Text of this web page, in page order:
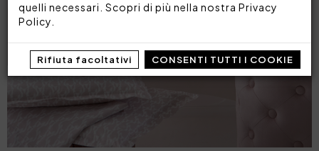
quelli necessari. Scopri di più nella nostra Privacy
Policy
Rifiuta facoltativi CONSENTI TUTTI I COOKIE